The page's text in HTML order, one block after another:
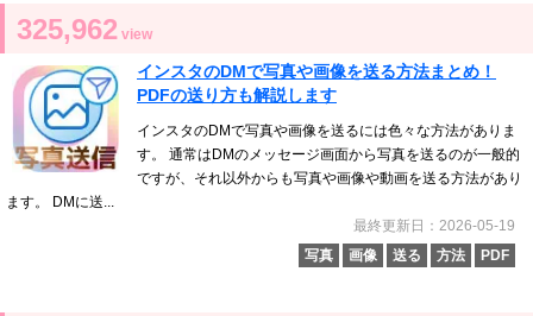
325,962 view
インスタのDMで写真や画像を送る方法まとめ！
PDFの送り方も解説します
インスタのDMで写真や画像を送るには色々な方法がありま
す。 通常はDMのメッセージ画面から写真を送るのが一般的
ですが、それ以外からも写真や画像や動画を送る方法があり
ます。 DMに送...
最終更新日：2026-05-19
写真
画像 送る 方法 PDF